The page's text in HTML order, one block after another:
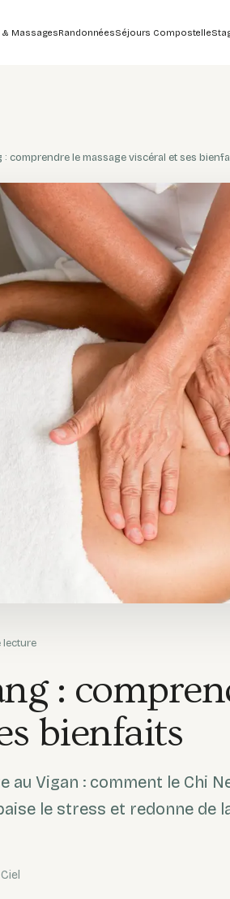
& MassagesRandonnéesSéjours Compostelle
: comprendre le massage viscéral et ses
lecture
:
bienfaits
au Vigan : comment le Chi
le stress et redonne de